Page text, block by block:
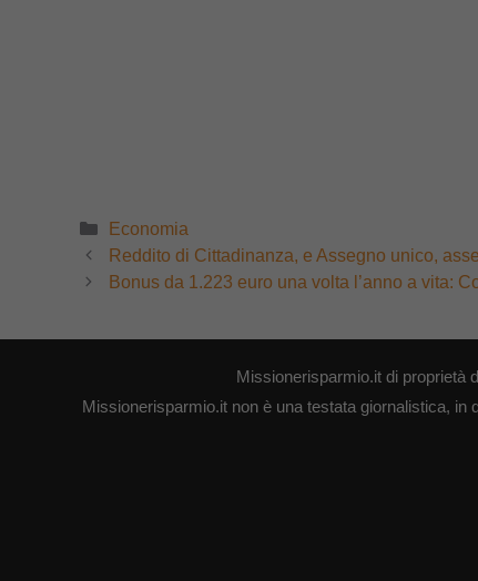
Categorie
Economia
Reddito di Cittadinanza, e Assegno unico,
Bonus da 1.223 euro una volta l’anno a vita:
Missionerisparmio.it di proprietà
Missionerisparmio.it non è una testata giornalistica, in